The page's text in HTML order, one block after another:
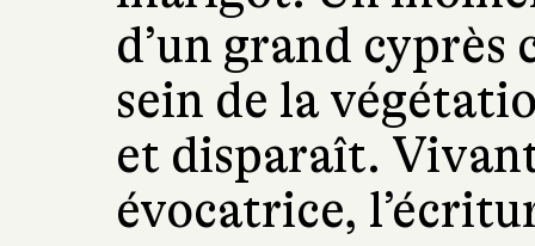
d’un grand cyprès
sein de la
et disparaît.
évocatrice,